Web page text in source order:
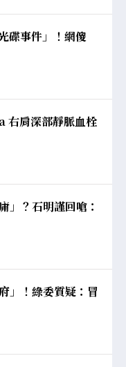
碟事件」！網傻
肩深部靜脈血栓
」？石明謹回嗆：
」！綠委質疑：冒